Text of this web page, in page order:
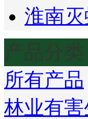
淮南
产品分类
所有产品
林业有